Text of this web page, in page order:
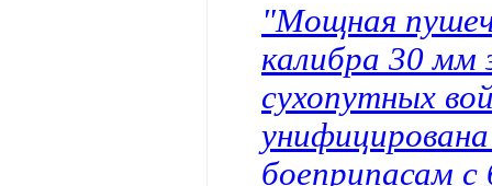
"Мощная
калибра 30 мм
сухопутных
боеприпасам